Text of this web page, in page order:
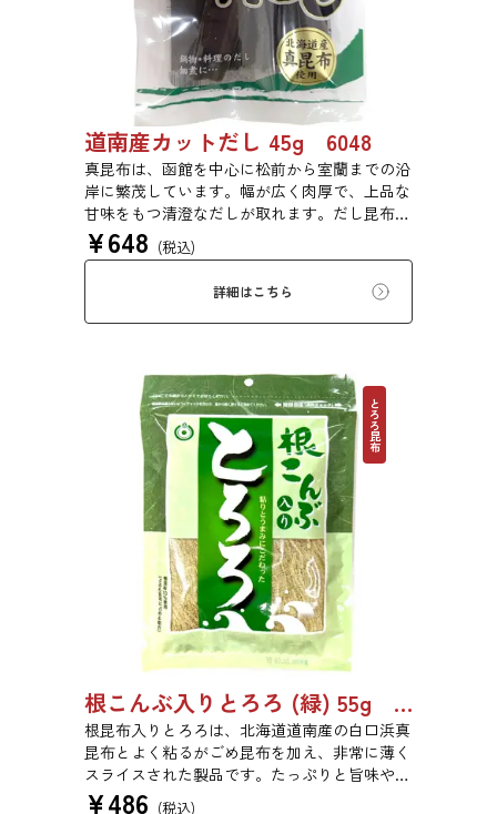
道南産カットだし 45g 6048
真昆布は、函館を中心に松前から室蘭までの沿
岸に繁茂しています。幅が広く肉厚で、上品な
甘味をもつ清澄なだしが取れます。だし昆布、
塩昆布、おぼろ昆布、とろろ昆布、佃煮、バッ
テラなどに用いられます。
¥648 (税込)
詳細はこちら
とろろ昆布
根こんぶ入りとろろ (緑) 55g 単品 5袋セット 20袋セット 3054
根昆布入りとろろは、北海道道南産の白口浜真
昆布とよく粘るがごめ昆布を加え、非常に薄く
スライスされた製品です。たっぷりと旨味や粘
りがあり、昆布本来の風味を存分にご賞味いた
¥486 (税込)